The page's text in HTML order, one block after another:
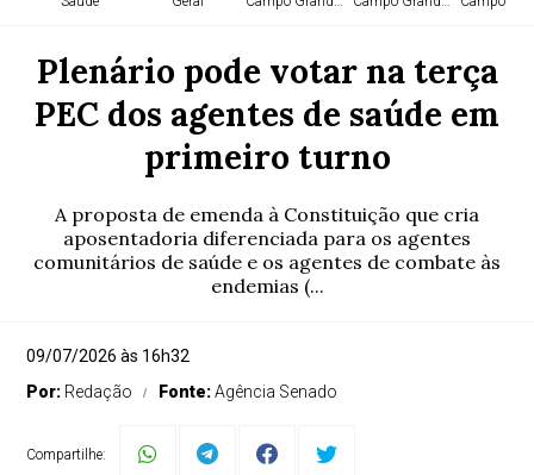
Plenário pode votar na terça
PEC dos agentes de saúde em
primeiro turno
A proposta de emenda à Constituição que cria
aposentadoria diferenciada para os agentes
comunitários de saúde e os agentes de combate às
endemias (...
09/07/2026 às 16h32
Por: Redação Fonte:Agência Senado
Compartilhe: